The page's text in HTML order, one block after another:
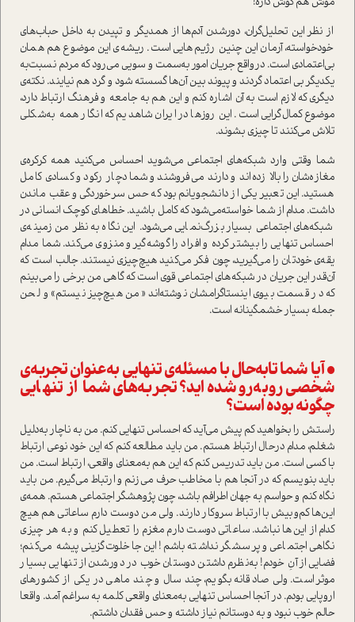
از نظر این تحلیل‌گران، دور‌شدن آدم‌ها از همدیگر و تپیدن به داخل حباب‌های
خودخوا‌سته، آرمان این چنین رژیم‌هایی ا‌ست. ریشه‌ی این موضوع هم همان
بی‌اعتمادی ا‌ست. در‌واقع جریان امور به‌سمت و سویی می‌رود که مردم نسبت‌به
یکدیگر بی اعتماد گردند و پیوند بین آن‌ها گسسته شود و گرد هم نیایند. نکته‌ی
د‌یگری که لازم ا‌ست به آن اشاره کنم و این هم به جامعه و فرهنگ ارتباط دارد،
موضوع کمال‌گرایی ا‌ست. این روزها در ایران شاهدیم که انگار همه به‌شکلی
تلاش می‌کنند تا چیزی بشوند.
شما وقتی وارد شبکه‌های اجتماعی می‌شوید احساس می‌کنید همه کرکره‌ی
مغازه‌شان را بالا زده‌اند و دارند می‌فروشند و شما دچار رکود و کسادی کامل
هستید. این تعبیر یکی از دانشجویانم بود که حس سرخوردگی و عقب ماندن
داشت. مدام از شما خوا‌سته‌می‌شود که کامل باشید. خطاهای کوچک انسانی در
شبکه‌های اجتماعی بسیار بزرگ‌نمایی می‌شود. این نگاه به‌نظر من زمینه‌ی
احساس تنهایی را بیشتر کرده و افراد را گوشه‌گیر و منزوی می‌کند. شما مدام
یقه‌ی خودتان را می‌گیرید، چون فکر می‌کنید هیچ‌چیزی نیستند. جالب ا‌ست که
آن‌قدر این جریان در شبکه‌های اجتماعی قوی ا‌ست که گاهی من برخی را می‌بینم
که در قسمت بیوی اینستاگرامشان نوشته‌اند «من هیچ‌چیز نیستم» و لحن
جمله بسیار خشمگینانه ا‌ست.
• آیا شما تا‌به‌حال با مسئله‌ی تنهایی به‌عنوان تجربه‌ی
شخصی روبه‌رو شده‌اید؟ تجربه‌های شما از تنهایی
چگونه بوده ا‌ست؟
را‌ستش را بخواهید کم پیش می‌آید که احساس تنهایی کنم. من به ناچار به‌دلیل
شغلم، مدام در‌حال ارتباط هستم. من باید مطالعه کنم که این خود نوعی ارتباط
با کسی ا‌ست. من باید تدریس کنم که این هم به‌معنای واقعی، ارتباط ا‌ست. من
باید بنویسم که در آنجا هم با مخاطب حرف می‌زنم و ارتباط می‌گیرم. من باید
نگاه کنم و حواسم به جهان اطرافم باشد، چون پژوهشگر اجتماعی هستم. همه‌ی
این‌ها کم‌و‌بیش با ارتباط سروکار دارند. ولی من دوست دارم ساعاتی هم هیچ
کدام از این‌ها نباشد. ساعاتی دوست دارم مغزم را تعطیل کنم و به هر چیزی
نگاهی اجتماعی و پرسشگر نداشته باشم! این‌جا خلوت‌گزینی پیشه می‌کنم؛
فضایی از آنِ خودم! به‌نظرم داشتن دوستان خوب در دور‌شدن از تنهایی بسیار
موثر ا‌ست. ولی صادقانه بگویم، چند سال و چند ماهی در یکی از کشورهای
اروپایی بودم. در آنجا احساس تنهایی به‌معنای واقعی کلمه به سراغم آمد. واقعا
حالم خوب نبود و به دوستانم نیاز داشته و حس فقدان داشتم.